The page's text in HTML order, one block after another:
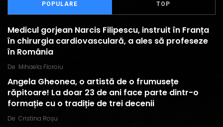
POPULARE TOP
Medicul gorjean Narcis Filipescu, instruit în Franța
în chirurgia cardiovasculară, a ales să profeseze
în România
De Mihaela Floroiu
Angela Gheonea, o artistă de o frumusețe
răpitoare! La doar 23 de ani face parte dintr-o
formație cu o tradiție de trei decenii
De Cristina Roșu